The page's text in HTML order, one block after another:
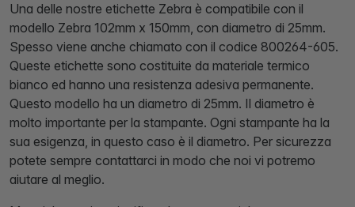
Una delle nostre etichette Zebra è compatibile con il
modello Zebra 102mm x 150mm, con diametro di 25mm.
Spesso viene anche chiamato con il codice 800264-605.
Queste etichette sono costituite da materiale termico
bianco ed hanno una resistenza adesiva permanente.
Questo modello ha un diametro di 25mm. Il diametro è
molto importante per la stampante. Ogni stampante ha la
sua esigenza, in questo caso è il diametro. Per sicurezza
potete sempre contattarci in modo che noi vi potremo
aiutare al meglio.